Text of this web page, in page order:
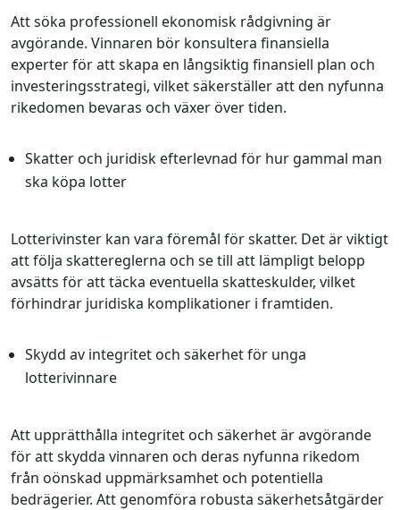
Att söka professionell ekonomisk rådgivning är
avgörande. Vinnaren bör konsultera finansiella
experter för att skapa en långsiktig finansiell plan och
investeringsstrategi, vilket säkerställer att den nyfunna
rikedomen bevaras och växer över tiden.
Skatter och juridisk efterlevnad för hur gammal man
ska köpa lotter
Lotterivinster kan vara föremål för skatter. Det är viktigt
att följa skattereglerna och se till att lämpligt belopp
avsätts för att täcka eventuella skatteskulder, vilket
förhindrar juridiska komplikationer i framtiden.
Skydd av integritet och säkerhet för unga
lotterivinnare
Att upprätthålla integritet och säkerhet är avgörande
för att skydda vinnaren och deras nyfunna rikedom
från oönskad uppmärksamhet och potentiella
bedrägerier. Att genomföra robusta säkerhetsåtgärder